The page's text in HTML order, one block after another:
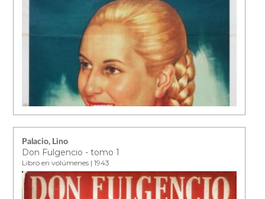
Palacio, Lino
Don Fulgencio - tomo 1
Libro en volúmenes | 1943